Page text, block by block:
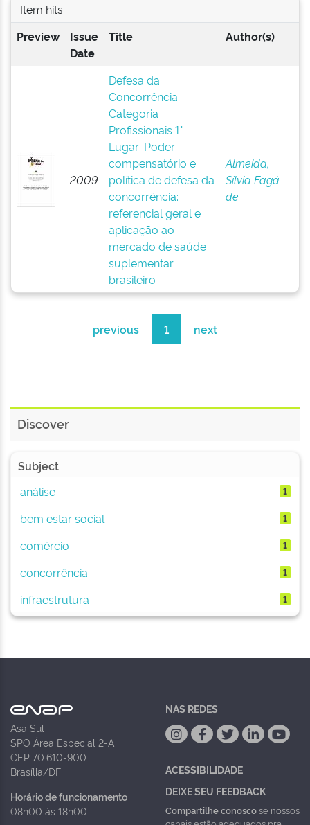
Item hits:
Preview
Issue
Date
Title Author(s)
2009
Defesa da
Concorrência
Categoria
Profissionais 1°
Lugar: Poder
compensatório e
política de defesa da
concorrência:
referencial geral e
aplicação ao
mercado de saúde
suplementar
brasileiro
Almeida,
Sílvia Fagá
de
previous 1 next
Discover
Subject
análise
1
bem estar social 1
comércio 1
concorrência 1
infraestrutura 1
Asa Sul
SPO Área Especial 2-A
CEP 70.610-900
Brasília/DF
Horário de funcionamento
08h00 às 18h00
NAS REDES
ACESSIBILIDADE
DEIXE SEU FEEDBACK
Compartilhe conoscose nossos